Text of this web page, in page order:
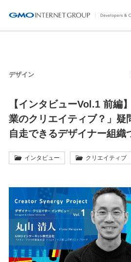
デザイン
【インタビューVol.1 前編
業のクリエイティブ？」疑
自走できるデザイナー組織
インタビュー クリエイティブ